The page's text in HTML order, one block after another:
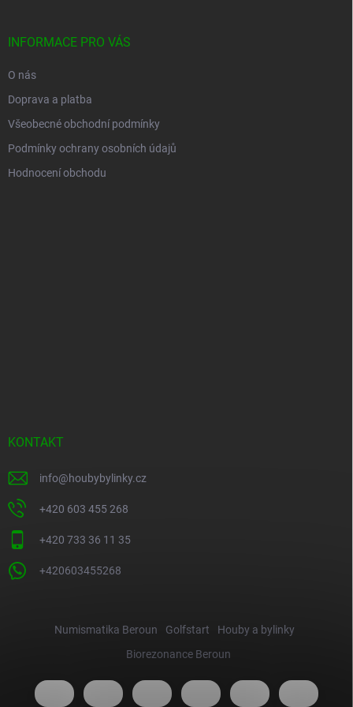
INFORMACE PRO VÁS
O nás
Doprava a platba
Všeobecné obchodní podmínky
Podmínky ochrany osobních údajů
Hodnocení obchodu
KONTAKT
info@houbybylinky.cz
+420 603 455 268
+420 733 36 11 35
+420603455268
Numismatika Beroun Golfstart
Houby a bylinky
Biorezonance Beroun